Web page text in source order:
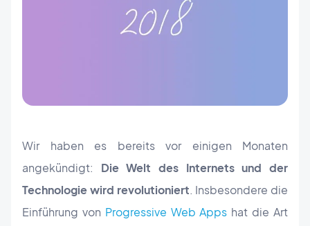
Wir haben es bereits vor einigen Monaten
angekündigt: Die Welt des Internets und der
Technologie wird revolutioniert. Insbesondere die
Einführung von Progressive Web Apps hat die Art